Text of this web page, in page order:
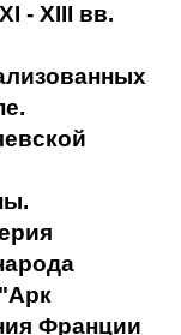
- XIII вв.
Франции